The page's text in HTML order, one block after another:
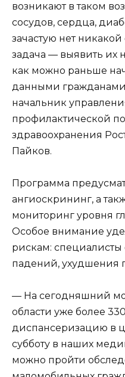
возникают в таком
сосудов, сердца,
зачастую нет
задача — выявить их
как можно раньше
данными
начальник
профилактической
здравоохранения
Пайков.
Программа
ангиоскрининг, а
мониторинг уровня
Особое внимание
рискам: специалисты
падений, ухудшения
— На сегодняшний
области уже более
диспансеризацию в
субботу в наших
можно пройти